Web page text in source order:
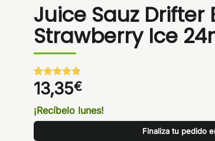
Juice Sauz Drifter
Strawberry Ice
Valorado
con5de 5
1
valoración
de un
13,35€
¡Recíbelo lunes!
Finaliza tu pedido